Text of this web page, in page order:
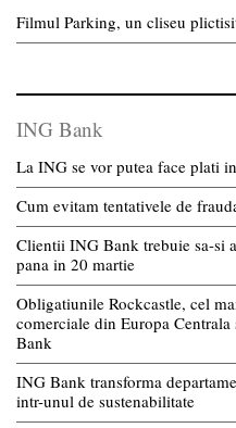
Filmul Parking, un cliseu
ING Bank
La ING se vor putea face plati
Cum evitam tentativele de
Clientii ING Bank trebuie sa-si
pana in 20 martie
Obligatiunile Rockcastle, cel
comerciale din Europa
Bank
ING Bank transforma
intr-unul de sustenabilitate